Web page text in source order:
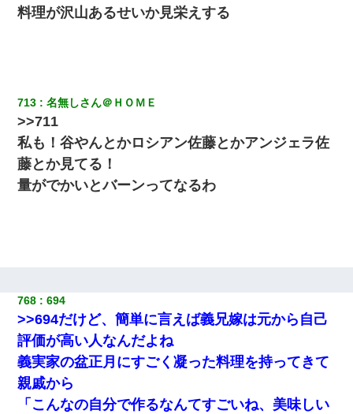
からない
同じマンションに住んでる女性が鍵をわかりやすいところに隠し
ている事に気づいた俺「忍びこんでみよう！」→ 結果
テレワーク上司「会議中はカメラ付けろ！」女社員「え、事前連
父親がくも膜下出血で突然ﾀﾋ。→母の貯金が0なことが判明。→母
「私を家に置いてほしい、どうか見捨てないで(土下座」俺・嫁
「…」
デパートの外商『私さんだと名乗る女が、ツケで宝石を買おうと
していて…』私「！？」→ 翌日。ママ友たちの様子が微妙におか
しくなり・・・
料理が沢山あるせいか見栄えする
713 名無しさん＠ＨＯＭＥ
>>711
私も！谷やんとかロシアン佐藤とかアンジェラ佐
藤とか見てる！
量がでかいとバーンってなるわ
768 694
>>694だけど、簡単に言えば義兄嫁は元から自己
評価が高い人なんだよね
義実家の盆正月にすごく凝った料理を持ってきて
親戚から
「こんなの自分で作るなんてすごいね、美味しい